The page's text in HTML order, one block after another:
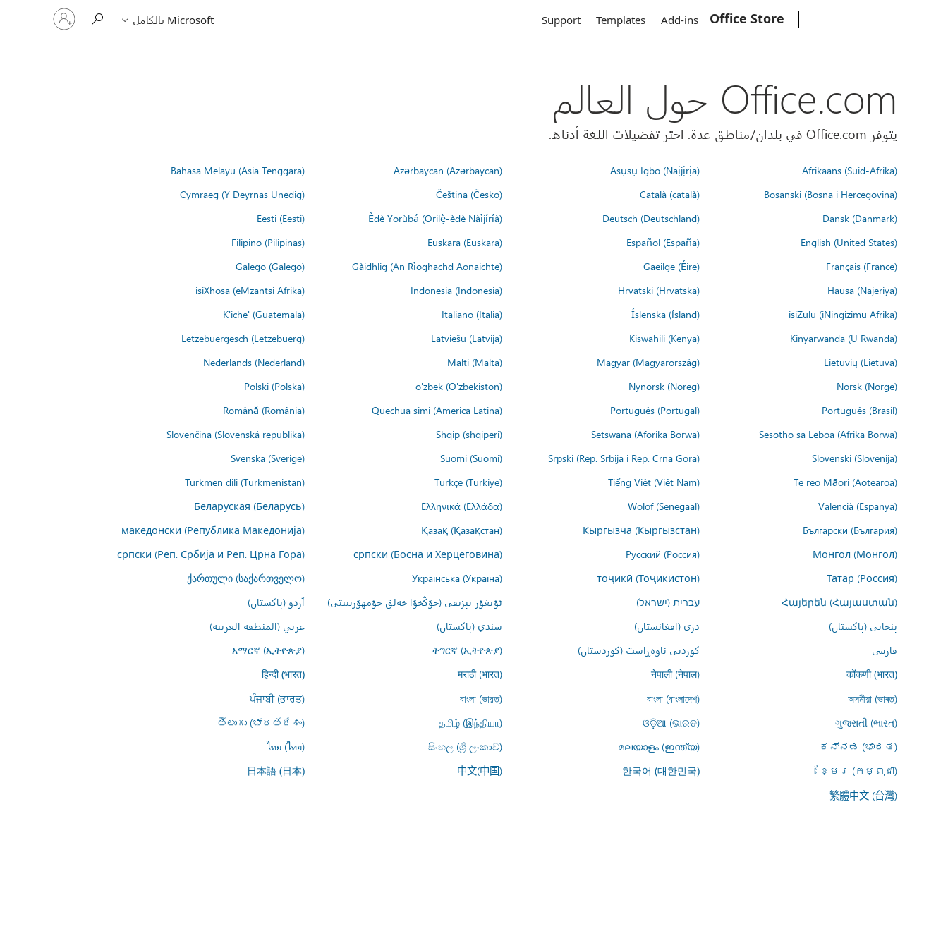
Office Store
Add-ins
Templates
Support Microsoft بالكامل
تسجيل
الدخول
إلى
Office.com حول العالم
يتوفر Office.com في بلدان/مناطق عدة. اختر تفضيلات اللغة أدناه.
Afrikaans (Suid-Afrika)
Asụsụ Igbo (Naịjịrịa)
Azərbaycan (Azərbaycan)
Bahasa Melayu (Asia Tenggara)
Bosanski (Bosna i Hercegovina)
Català (català)
Čeština (Česko)
Cymraeg (Y Deyrnas Unedig)
Dansk (Danmark)
Deutsch (Deutschland)
Èdè Yorùbá (Orilẹ̀-èdè Nàìjíríà)
Eesti (Eesti)
English (United States)
Español (España)
Euskara (Euskara)
Filipino (Pilipinas)
Français (France)
Gaeilge (Éire)
Gàidhlig (An Rìoghachd Aonaichte)
Galego (Galego)
Hausa (Najeriya)
Hrvatski (Hrvatska)
Indonesia (Indonesia)
isiXhosa (eMzantsi Afrika)
isiZulu (iNingizimu Afrika)
Íslenska (ísland)
Italiano (Italia)
K'iche' (Guatemala)
Kinyarwanda (U Rwanda)
Kiswahili (Kenya)
Latviešu (Latvija)
Lëtzebuergesch (Lëtzebuerg)
Lietuvių (Lietuva)
Magyar (Magyarország)
Malti (Malta)
Nederlands (Nederland)
Norsk (Norge)
Nynorsk (Noreg)
o'zbek (O'zbekiston)
Polski (Polska)
Português (Brasil)
Português (Portugal)
Quechua simi (America Latina)
Română (România)
Sesotho sa Leboa (Afrika Borwa)
Setswana (Aforika Borwa)
Shqip (shqipëri)
Slovenčina (Slovenská republika)
Slovenski (Slovenija)
Srpski (Rep. Srbija i Rep. Crna Gora)
Suomi (Suomi)
Svenska (Sverige)
Te reo Māori (Aotearoa)
Tiếng Việt (Việt Nam)
Türkçe (Türkiye)
Türkmen dili (Türkmenistan)
Valencià (Espanya)
Wolof (Senegaal)
Ελληνικά (Ελλάδα)
Беларуская (Беларусь)
Български (България)
Кыргызча (Кыргызстан)
Қазақ (Қазақстан)
македонски (Република Македонија)
Монгол (Монгол)
Русский (Россия)
српски (Босна и Херцеговина)
српски (Реп. Србија и Реп. Црна Гора)
Татар (Россия)
тоҷикӣ (Тоҷикистон)
Українська (Україна)
ქართული (საქართველო)
Հայերեն (Հայաստան)
עברית (ישראל) ئۇيغۇر يېزىقى (جۇڭخۇا خەلق جۇمھۇرىيىتى)
اُردو (پاکستان)
پنجابی (پاکستان)
درى (افغانستان) سنڌي (پاکستان)
عربي (المنطقة العربية)
فارسى
کوردیی ناوەڕاست (کوردستان) ትግርኛ (ኢትዮጵያ)
አማርኛ (ኢትዮጵያ)
कोंकणी (भारत)
नेपाली (नेपाल)
मराठी (भारत)
हिन्दी (भारत)
অসমীয়া (ভাৰত)
বাংলা (বাংলাদেশ)
বাংলা (ভারত)
ਪੰਜਾਬੀ (ਭਾਰਤ)
ગુજરાતી (ભારત)
ଓଡ଼ିଆ (ଭାରତ)
தமிழ் (இந்தியா)
తెలుగు (భారతదేశం)
ಕನ್ನಡ (ಭಾರತ)
മലയാളം (ഇന്ത്യ)
සිංහල (ශ්‍රී ලංකාව)
ไทย (ไทย)
ខ្មែរ (កម្ពុជា)
한국어 (대한민국)
中文(中国)
日本語 (日本)
繁體中文 (台灣)